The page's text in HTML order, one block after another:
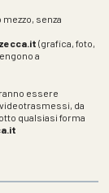
senza
(grafica, foto,
a
essere
da
qualsiasi forma